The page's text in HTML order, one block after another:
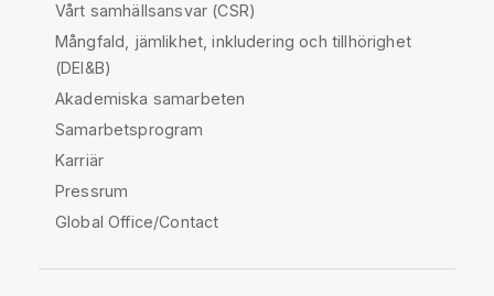
Vårt samhällsansvar (CSR)
Mångfald, jämlikhet, inkludering och tillhörighet
(DEI&B)
Akademiska samarbeten
Samarbetsprogram
Karriär
Pressrum
Global Office/Contact